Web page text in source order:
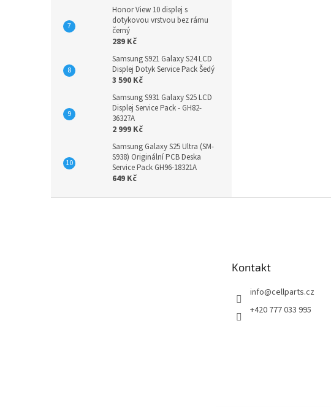
Honor View 10 displej s
dotykovou vrstvou bez rámu
černý
289 Kč
Samsung S921 Galaxy S24 LCD
Displej Dotyk Service Pack Šedý
3 590 Kč
Samsung S931 Galaxy S25 LCD
Displej Service Pack - GH82-
36327A
2 999 Kč
Samsung Galaxy S25 Ultra (SM-
S938) Originální PCB Deska
Service Pack GH96-18321A
649 Kč
Kontakt
info@cellparts.cz
+420 777 033 995